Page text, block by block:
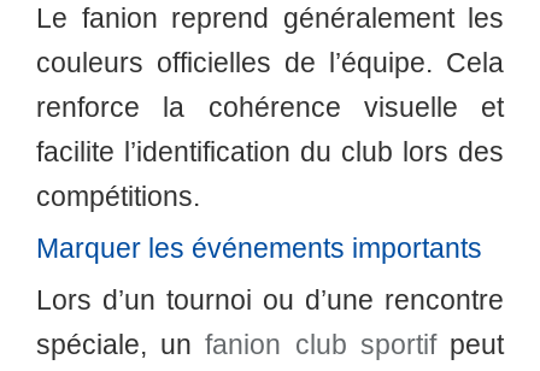
Le fanion reprend généralement les
couleurs officielles de l’équipe. Cela
renforce la cohérence visuelle et
facilite l’identification du club lors des
compétitions.
Marquer les événements importants
Lors d’un tournoi ou d’une rencontre
spéciale, unfanion club sportifpeut